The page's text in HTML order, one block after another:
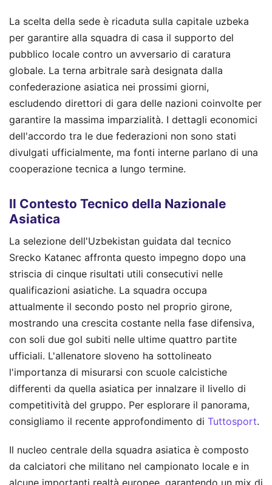
La scelta della sede è ricaduta sulla capitale uzbeka
per garantire alla squadra di casa il supporto del
pubblico locale contro un avversario di caratura
globale. La terna arbitrale sarà designata dalla
confederazione asiatica nei prossimi giorni,
escludendo direttori di gara delle nazioni coinvolte per
garantire la massima imparzialità. I dettagli economici
dell'accordo tra le due federazioni non sono stati
divulgati ufficialmente, ma fonti interne parlano di una
cooperazione tecnica a lungo termine.
Il Contesto Tecnico della Nazionale
Asiatica
La selezione dell'Uzbekistan guidata dal tecnico
Srecko Katanec affronta questo impegno dopo una
striscia di cinque risultati utili consecutivi nelle
qualificazioni asiatiche. La squadra occupa
attualmente il secondo posto nel proprio girone,
mostrando una crescita costante nella fase difensiva,
con soli due gol subiti nelle ultime quattro partite
ufficiali. L'allenatore sloveno ha sottolineato
l'importanza di misurarsi con scuole calcistiche
differenti da quella asiatica per innalzare il livello di
competitività del gruppo. Per esplorare il panorama,
consigliamo il recente approfondimento di Tuttosport.
Il nucleo centrale della squadra asiatica è composto
da calciatori che militano nel campionato locale e in
alcune importanti realtà europee, garantendo un mix di